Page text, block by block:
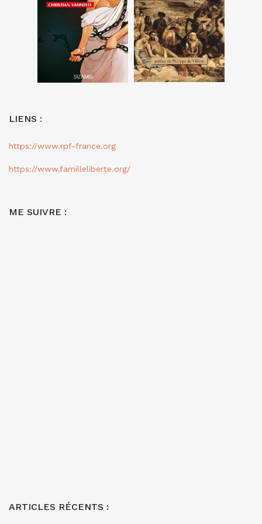
LIENS :
https://www.rpf-france.org
https://www.familleliberte.org/
ME SUIVRE :
ARTICLES RÉCENTS :